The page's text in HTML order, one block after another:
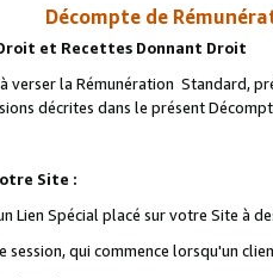
Décompte de
et Recettes Donnant Droit
verser la Rémunération Standard,
décrites dans le présent
Site :
Lien Spécial placé sur votre Site à
session, qui commence lorsqu'un